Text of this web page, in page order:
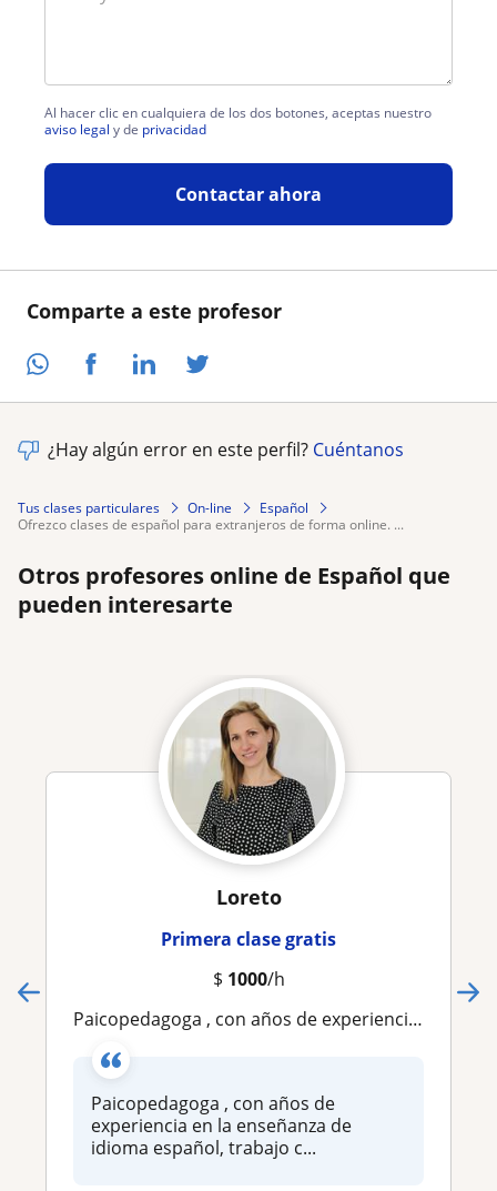
Comparte a este profesor
Al hacer clic en cualquiera de los dos botones, aceptas nuestro
aviso legal y de privacidad
Contactar ahora
¿Hay algún error en este perfil? Cuéntanos
Tus clases particulares On-line
Español
ofrezco clases de español para extranjeros de forma online. ...
Otros profesores online de Español que
pueden interesarte
Loreto
Primera clase gratis
$ 1000/h
Paicopedagoga , con años de experiencia en la enseñanza de idioma español, trabajo con niños y adultos
Paicopedagoga , con años de
experiencia en la enseñanza de
idioma español, trabajo c...